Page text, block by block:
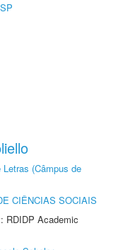
(Câmpus de
CIÊNCIAS SOCIAIS
RDIDP Academic